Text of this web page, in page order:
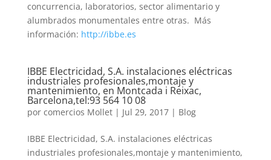
concurrencia, laboratorios, sector alimentario y
alumbrados monumentales entre otras. Más
información: http://ibbe.es
IBBE Electricidad, S.A. instalaciones eléctricas
industriales profesionales,montaje y
mantenimiento, en Montcada i Reixac,
Barcelona,tel:93 564 10 08
por comercios Mollet| Jul 29, 2017| Blog
IBBE Electricidad, S.A. instalaciones eléctricas
industriales profesionales,montaje y mantenimiento,